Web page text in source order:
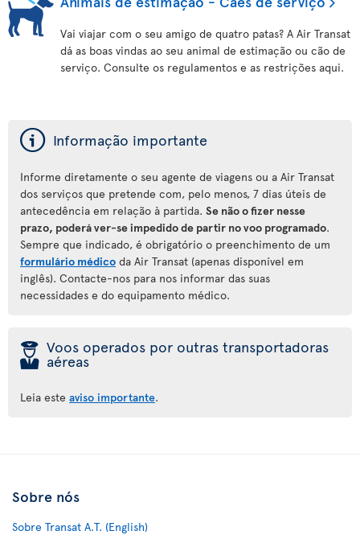
Vai viajar com o seu amigo de quatro patas? A Air Transat
dá as boas vindas ao seu animal de estimação ou cão de
serviço. Consulte os regulamentos e as restrições aqui.
ý Informação importante
Informe diretamente o seu agente de viagens ou a Air Transat
dos serviços que pretende com, pelo menos, 7 dias úteis de
antecedência em relação à partida. Se não o fizer nesse
prazo, poderá ver-se impedido de partir no voo programado.
Sempre que indicado, é obrigatório o preenchimento de um
formulário médico da Air Transat (apenas disponível em
inglês). Contacte-nos para nos informar das suas
necessidades e do equipamento médico.
þ Voos operados por outras transportadoras
aéreas
Leia este aviso importante.
Sobre nós
Sobre Transat A.T. (English)